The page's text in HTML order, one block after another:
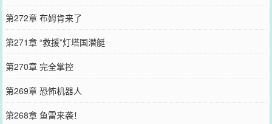
第272章 布姆肯来了
第271章 “救援”灯塔国潜艇
第270章 完全掌控
第269章 恐怖机器人
第268章 鱼雷来袭！